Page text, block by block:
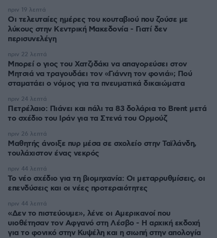
Οι τελευταίες ημέρες του κουταβιού που ζούσε με
λύκους στην Κεντρική Μακεδονία - Γιατί δεν
περισυνελέγη
πριν 19 λεπτά
Μπορεί ο γιος του Χατζιδάκι να απαγορεύσει στον
Μητσιά να τραγουδάει τον «Γιάννη τον φονιά»; Πού
σταματάει ο νόμος για τα πνευματικά δικαιώματα
πριν 22 λεπτά
Πετρέλαιο: Πιάνει και πάλι τα 83 δολάρια το Brent μετά
το σχέδιο του Ιράν για τα Στενά του Ορμούζ
πριν 24 λεπτά
Μαθητής άνοιξε πυρ μέσα σε σχολείο στην Ταϊλάνδη,
τουλάχιστον ένας νεκρός
πριν 26 λεπτά
Το νέο σχέδιο για τη βιομηχανία: Οι μεταρρυθμίσεις, οι
επενδύσεις και οι νέες προτεραιότητες
πριν 44 λεπτά
«Δεν το πιστεύουμε», λένε οι Αμερικανοί που
υιοθέτησαν τον Αφγανό στη Λέσβο - Η αρχική εκδοχή
για το φονικό στην Κυψέλη και η σιωπή στην απολογία
πριν 44 λεπτά